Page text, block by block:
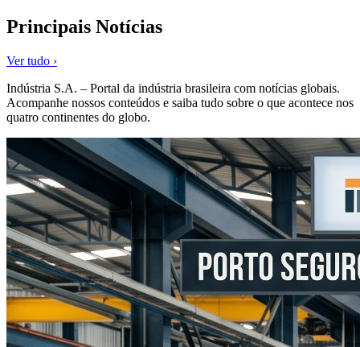
Principais Notícias
Ver tudo ›
Indústria S.A. – Portal da indústria brasileira com notícias globais.
Acompanhe nossos conteúdos e saiba tudo sobre o que acontece nos
quatro continentes do globo.